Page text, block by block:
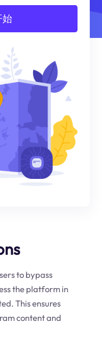
始
to bypass
the platform in
This ensures
content and